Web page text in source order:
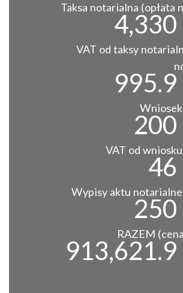
Taksa notarialna (opłata
4,330
VAT od taksy
995.9
200
VAT od
46
Wypisy aktu
250
RAZEM
913,621.9